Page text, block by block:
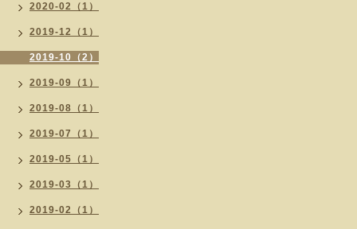
2020-02（1）
2019-12（1）
2019-10（2）
2019-09（1）
2019-08（1）
2019-07（1）
2019-05（1）
2019-03（1）
2019-02（1）